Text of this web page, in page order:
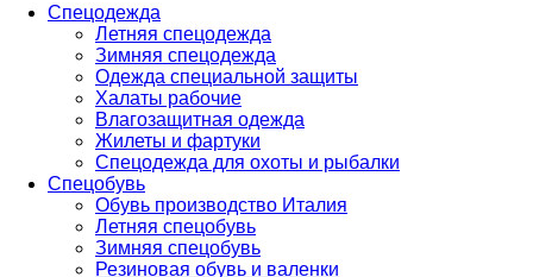
Спецодежда
Летняя спецодежда
Зимняя спецодежда
Одежда специальной защиты
Халаты рабочие
Влагозащитная одежда
Жилеты и фартуки
Спецодежда для охоты и рыбалки
Спецобувь
Обувь производство Италия
Летняя спецобувь
Зимняя спецобувь
Резиновая обувь и валенки